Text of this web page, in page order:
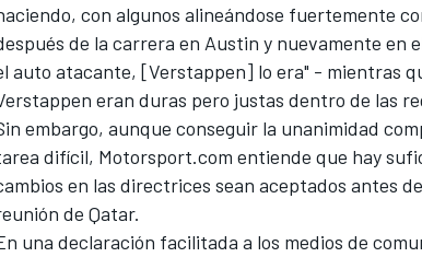
CATEGORÍAS
con algunos alineándose fuertemente
de la carrera en Austin y nuevamente en
auto atacante, [Verstappen] lo era" - mientras
eran duras pero justas dentro de las
embargo, aunque conseguir la unanimidad
difícil, Motorsport.com entiende que hay
en las directrices sean aceptados antes
de Qatar.
una declaración facilitada a los medios de